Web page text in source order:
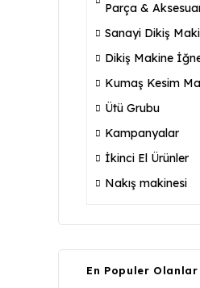
Parça &
Sanayi Dikiş
Dikiş Makine
Kumaş Kesim
Ütü Grubu
Kampanyalar
İkinci El Ürünler
Nakış makinesi
En Populer Olanlar